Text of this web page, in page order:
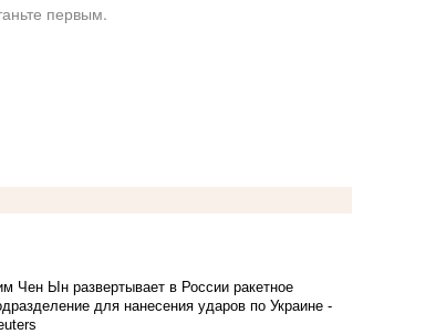
первым.
Чен Ын развертывает в России ракетное
для нанесения ударов по Украине -